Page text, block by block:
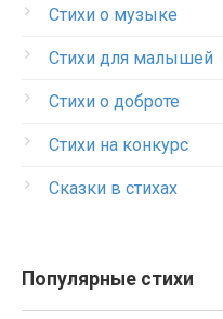
Стихи о музыке
Стихи для малышей
Стихи о доброте
Стихи на конкурс
Сказки в стихах
Популярные стихи